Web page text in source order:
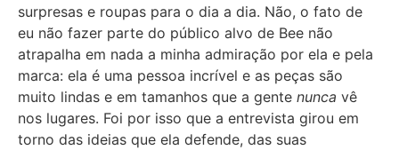
surpresas e roupas para o dia a dia. Não, o fato de
eu não fazer parte do público alvo de Bee não
atrapalha em nada a minha admiração por ela e pela
marca: ela é uma pessoa incrível e as peças são
muito lindas e em tamanhos que a gente nunca vê
nos lugares. Foi por isso que a entrevista girou em
torno das ideias que ela defende, das suas